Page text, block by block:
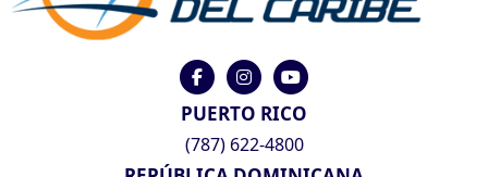
PUERTO RICO
(787) 622-4800